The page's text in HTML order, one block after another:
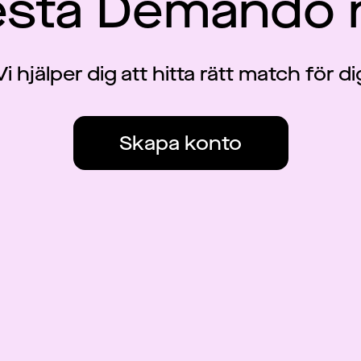
hjälper dig att hitta rätt match för
Skapa konto